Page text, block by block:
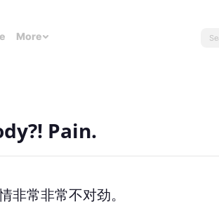
More
Pain.
非常非常不对劲。